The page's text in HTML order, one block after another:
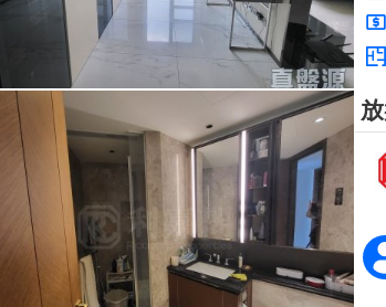
置頂
東方花園
何文田 太子道西236-238號